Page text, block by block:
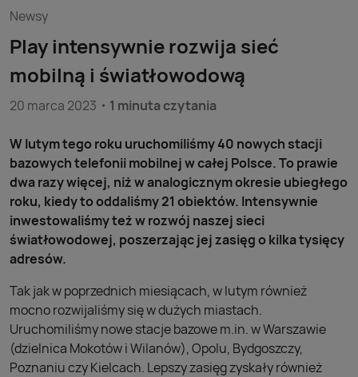
Newsy
Play intensywnie rozwija sieć
mobilną i światłowodową
20 marca 2023 1 minuta czytania
W lutym tego roku uruchomiliśmy 40 nowych stacji
bazowych telefonii mobilnej w całej Polsce. To prawie
dwa razy więcej, niż w analogicznym okresie ubiegłego
roku, kiedy to oddaliśmy 21 obiektów. Intensywnie
inwestowaliśmy też w rozwój naszej sieci
światłowodowej, poszerzając jej zasięg o kilka tysięcy
adresów.
Tak jak w poprzednich miesiącach, w lutym również
mocno rozwijaliśmy się w dużych miastach.
Uruchomiliśmy nowe stacje bazowe m.in. w Warszawie
(dzielnica Mokotów i Wilanów), Opolu, Bydgoszczy,
Poznaniu czy Kielcach. Lepszy zasięg zyskały również